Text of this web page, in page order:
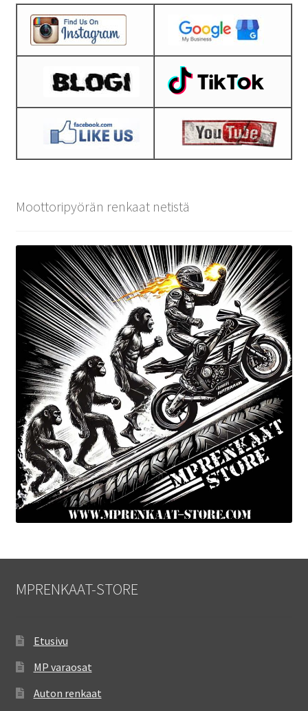
Moottoripyörän renkaat netistä
MPRENKAAT-STORE
Etusivu
MP varaosat
Auton renkaat